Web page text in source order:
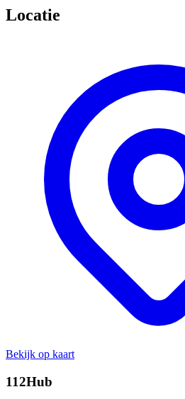
Locatie
Bekijk op kaart
112Hub